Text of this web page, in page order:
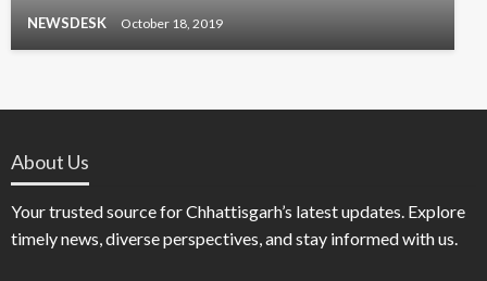
NEWSDESK October 18, 2019
About Us
Your trusted source for Chhattisgarh’s latest updates. Explore
timely news, diverse perspectives, and stay informed with us.